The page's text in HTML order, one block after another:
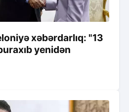
xəbərdarlıq: "13
yenidən